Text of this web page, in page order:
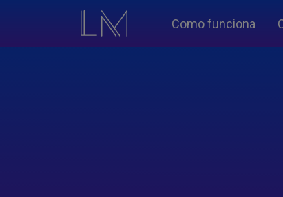
Como funciona